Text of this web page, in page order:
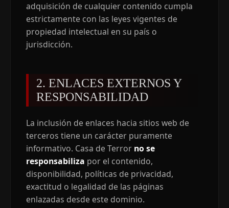
adquisición de cualquier contenido cumpla
estrictamente con las leyes vigentes de
propiedad intelectual en su país o
jurisdicción.
2. ENLACES EXTERNOS Y
RESPONSABILIDAD
La inclusión de enlaces hacia sitios web de
terceros tiene un carácter puramente
informativo. Casa de Terror no se
responsabiliza por el contenido,
disponibilidad, políticas de privacidad,
exactitud o legalidad de las páginas
enlazadas desde este dominio.